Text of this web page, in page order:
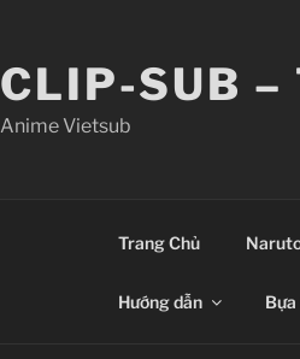
CLIP-SUB –
Anime Vietsub
Trang Chủ
Hướng dẫn